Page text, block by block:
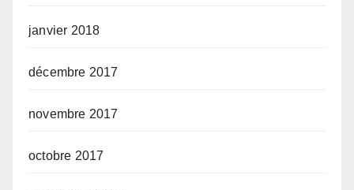
janvier 2018
décembre 2017
novembre 2017
octobre 2017